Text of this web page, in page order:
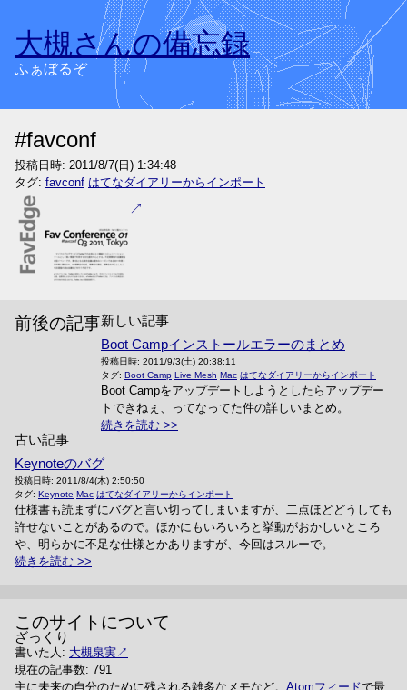
大槻さんの備忘録
ふぁぼるぞ
#favconf
投稿日時: 2011/8/7(日) 1:34:48
タグ: favconf はてなダイアリーからインポート
前後の記事新しい記事
Boot Campインストールエラーのまとめ
投稿日時: 2011/9/3(土) 20:38:11
タグ: Boot Camp Live Mesh Mac はてなダイアリーからインポート
Boot Campをアップデートしようとしたらアップデー
トできねぇ、ってなってた件の詳しいまとめ。
続きを読む
古い記事
Keynoteのバグ
投稿日時: 2011/8/4(木) 2:50:50
タグ: Keynote Mac はてなダイアリーからインポート
仕様書も読まずにバグと言い切ってしまいますが、二点ほどどうしても
許せないことがあるので。ほかにもいろいろと挙動がおかしいところ
や、明らかに不足な仕様とかありますが、今回はスルーで。
続きを読む
このサイトについて
ざっくり
書いた人: 大槻泉実
現在の記事数: 791
主に未来の自分のために残される雑多なメモなど。 Atomフィードで最